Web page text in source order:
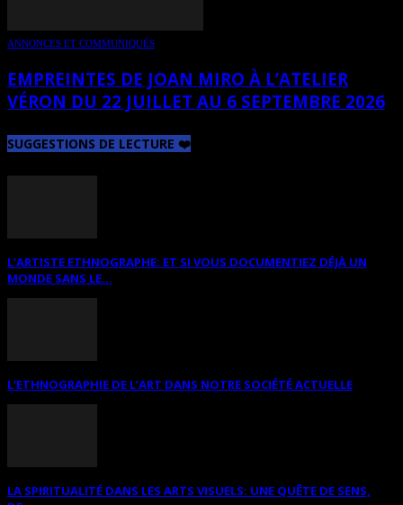
ANNONCES ET COMMUNIQUÉS
EMPREINTES DE JOAN MIRO À L’ATELIER
VÉRON DU 22 JUILLET AU 6 SEPTEMBRE 2026
SUGGESTIONS DE LECTURE ❤️
L’ARTISTE ETHNOGRAPHE: ET SI VOUS DOCUMENTIEZ DÉJÀ UN
MONDE SANS LE...
L’ETHNOGRAPHIE DE L’ART DANS NOTRE SOCIÉTÉ ACTUELLE
LA SPIRITUALITÉ DANS LES ARTS VISUELS: UNE QUÊTE DE SENS,